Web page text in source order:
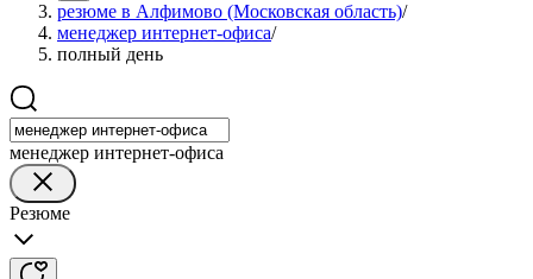
резюме в Алфимово (Московская область)/
менеджер интернет-офиса/
полный день
менеджер интернет-офиса
Резюме